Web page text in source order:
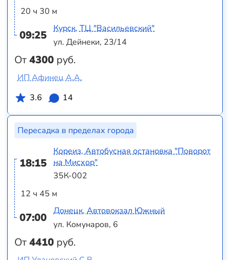
20 ч 30 м
09:25
От4300 руб.
Курск, ТЦ "Васильевский"
ул. Дейнеки, 23/14
ИП Афинец А.А.
3.6
14
Пересадка в пределах города
18:15
12 ч 45 м
07:00
От4410 руб.
Кореиз, Автобусная остановка "Поворот
на Мисхор"
35К-002
Донецк, Автовокзал Южный
ул. Комунаров, 6